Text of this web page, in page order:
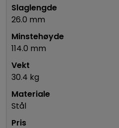
26.0 mm
114.0 mm
30.4 kg
Stål